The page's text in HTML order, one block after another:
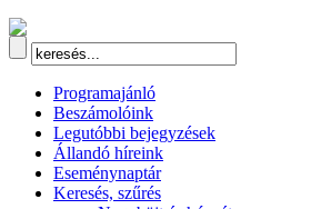
Programajánló
Beszámolóink
Legutóbbi bejegyzések
Állandó híreink
Eseménynaptár
Keresés, szűrés